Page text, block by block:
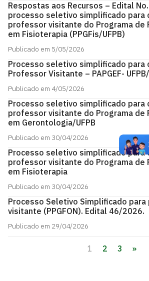
Respostas aos Recursos – Edital
processo seletivo simplificado para
professor visitante do Programa de
em Fisioterapia (PPGFis/UFPB)
Publicado em 5/05/2026
Processo seletivo simplificado para
Professor Visitante – PAPGEF- UFPB/
Publicado em 4/05/2026
Processo seletivo simplificado para
professor visitante do Programa de
em Gerontologia/UFPB
Publicado em 30/04/2026
Processo seletivo simplificado para
professor visitante do Programa de
em Fisioterapia
Publicado em 30/04/2026
Processo Seletivo Simplificado
visitante (PPGFON). Edital 46/2026.
Publicado em 29/04/2026
Paginação
1 2 3 »